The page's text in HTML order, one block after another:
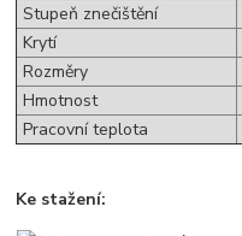
Stupeň znečištění
Krytí
Rozměry
Hmotnost
Pracovní teplota
Ke stažení: